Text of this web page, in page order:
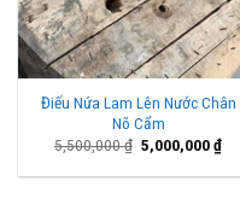
Điếu Nứa Lam Lên Nước Chân
Nõ Cẩm
5,500,000₫ Giá
gốc
là:
5,000,000₫Giá
tại